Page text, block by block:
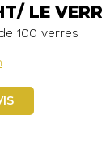
LE
100 verres